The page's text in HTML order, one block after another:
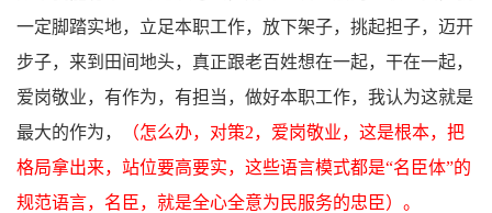
一定脚踏实地，立足本职工作，放下架子，挑起担子，迈开
步子，来到田间地头，真正跟老百姓想在一起，干在一起，
爱岗敬业，有作为，有担当，做好本职工作，我认为这就是
最大的作为，
（怎么办，对策2，爱岗敬业，这是根本，把
格局拿出来，站位要高要实，这些语言模式都是“名臣体”的
规范语言，名臣，就是全心全意为民服务的忠臣）。